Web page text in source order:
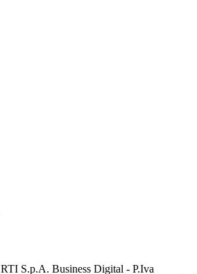
RTI S.p.A. Business Digital - P.Iva